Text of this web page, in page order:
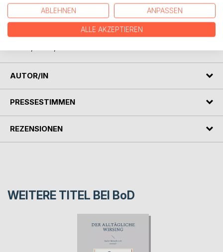
Humor, Satire, Fabeltier, Friday for future, Weihnachten,
Klimawandel, Politik, Corona, Wahlen, Limerick, Gedicht,
Reim, Lyrik, Poesie, Tiere, Reisen, Fliegen, Kreuzfahrt,
Italien, Emanzipation, Gendern, Covid, Mensch, Liebe,
AUTOR/IN
PRESSESTIMMEN
REZENSIONEN
WEITERE TITEL BEI BoD
ABLEHNEN ANPASSEN
ALLE AKZEPTIEREN